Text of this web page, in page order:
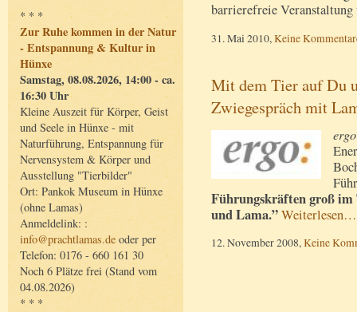
* * *
Zur Ruhe kommen in der Natur
- Entspannung & Kultur in
Hünxe
Samstag, 08.08.2026, 14:00 - ca.
16:30 Uhr
Kleine Auszeit für Körper, Geist
und Seele in Hünxe - mit
Naturführung, Entspannung für
Nervensystem & Körper und
Ausstellung "Tierbilder"
Ort: Pankok Museum in Hünxe
(ohne Lamas)
Anmeldelink: :
info@prachtlamas.de oder per
Telefon: 0176 - 660 161 30
Noch 6 Plätze frei (Stand vom
04.08.2026)
* * *
barrierefreie
31. Mai 2010,Keine
Mit dem Tier auf Du
Zwiegespräch mit
Führungskräften groß
und Lama.”
12. November 2008,Keine